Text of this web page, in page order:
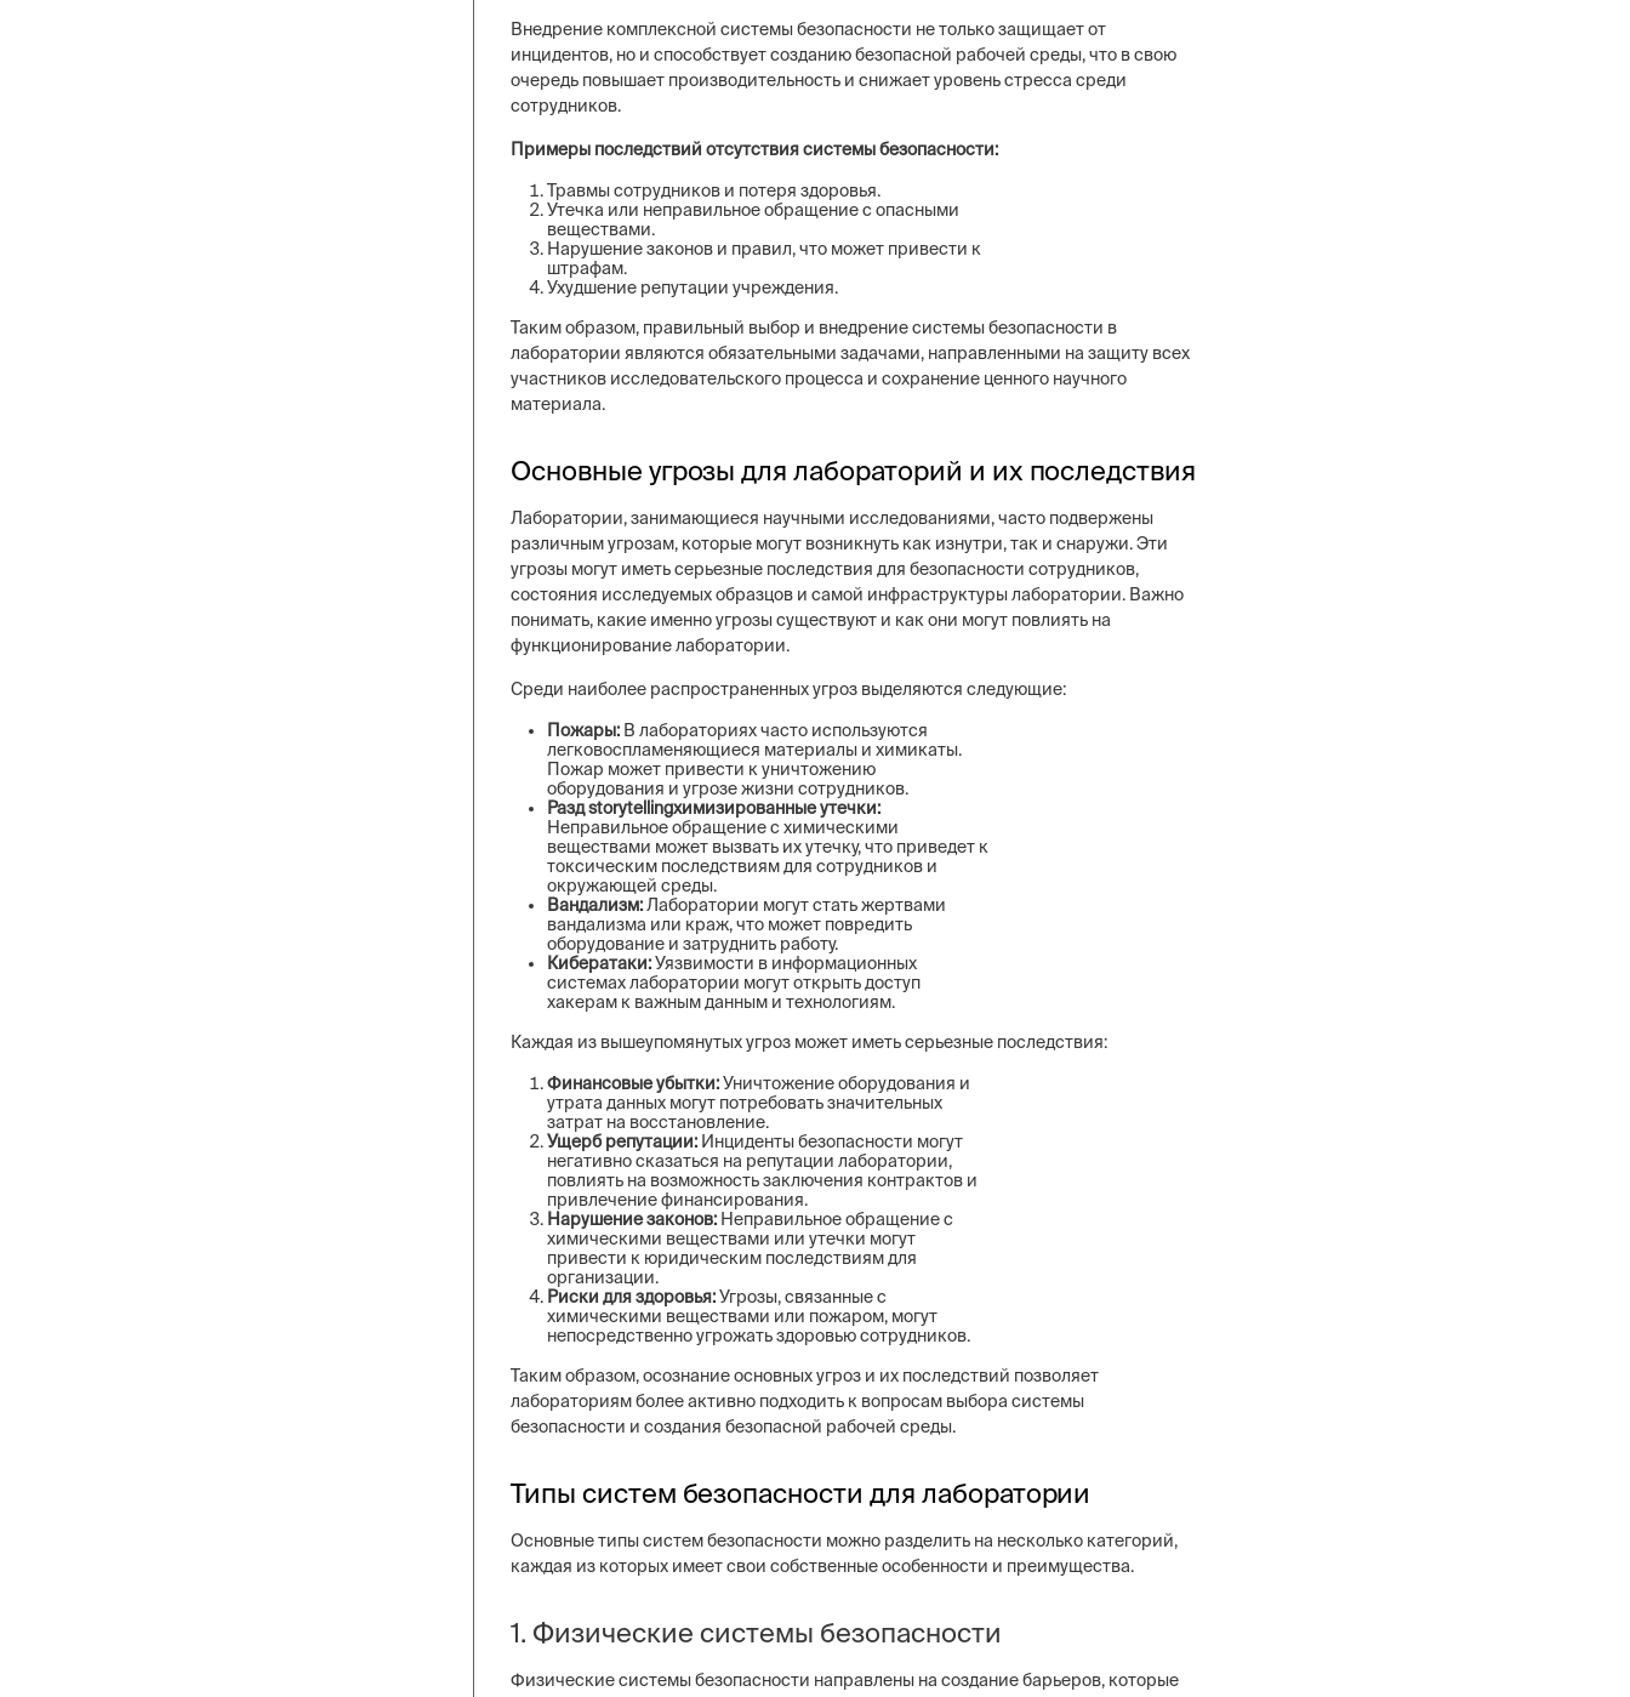
Внедрение комплексной системы безопасности не только защищает от
инцидентов, но и способствует созданию безопасной рабочей среды, что в свою
очередь повышает производительность и снижает уровень стресса среди
сотрудников.
Примеры последствий отсутствия системы безопасности:
Травмы сотрудников и потеря здоровья.
Утечка или неправильное обращение с опасными
веществами.
Нарушение законов и правил, что может привести к
штрафам.
Ухудшение репутации учреждения.
Таким образом, правильный выбор и внедрение системы безопасности в
лаборатории являются обязательными задачами, направленными на защиту всех
участников исследовательского процесса и сохранение ценного научного
материала.
Основные угрозы для лабораторий и их последствия
Лаборатории, занимающиеся научными исследованиями, часто подвержены
различным угрозам, которые могут возникнуть как изнутри, так и снаружи. Эти
угрозы могут иметь серьезные последствия для безопасности сотрудников,
состояния исследуемых образцов и самой инфраструктуры лаборатории. Важно
понимать, какие именно угрозы существуют и как они могут повлиять на
функционирование лаборатории.
Среди наиболее распространенных угроз выделяются следующие:
Пожары: В лабораториях часто используются
легковоспламеняющиеся материалы и химикаты.
Пожар может привести к уничтожению
оборудования и угрозе жизни сотрудников.
Разд storytellingхимизированные утечки:
Неправильное обращение с химическими
веществами может вызвать их утечку, что приведет к
токсическим последствиям для сотрудников и
окружающей среды.
Вандализм:Лаборатории могут стать жертвами
вандализма или краж, что может повредить
оборудование и затруднить работу.
Кибератаки:Уязвимости в информационных
системах лаборатории могут открыть доступ
хакерам к важным данным и технологиям.
Каждая из вышеупомянутых угроз может иметь серьезные последствия:
Финансовые убытки:Уничтожение оборудования и
утрата данных могут потребовать значительных
затрат на восстановление.
Ущерб репутации: Инциденты безопасности могут
негативно сказаться на репутации лаборатории,
повлиять на возможность заключения контрактов и
привлечение финансирования.
Нарушение законов: Неправильное обращение с
химическими веществами или утечки могут
привести к юридическим последствиям для
организации.
Риски для здоровья:Угрозы, связанные с
химическими веществами или пожаром, могут
непосредственно угрожать здоровью сотрудников.
Таким образом, осознание основных угроз и их последствий позволяет
лабораториям более активно подходить к вопросам выбора системы
безопасности и создания безопасной рабочей среды.
Типы систем безопасности для лаборатории
Основные типы систем безопасности можно разделить на несколько категорий,
каждая из которых имеет свои собственные особенности и преимущества.
1. Физические системы безопасности
Физические системы безопасности направлены на создание барьеров, которые